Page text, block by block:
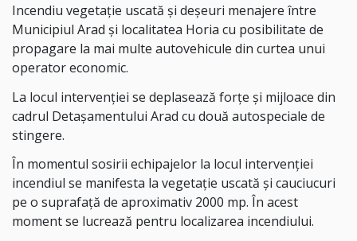
Incendiu vegetație uscată și deșeuri menajere între
Municipiul Arad și localitatea Horia cu posibilitate de
propagare la mai multe autovehicule din curtea unui
operator economic.
La locul intervenției se deplasează forțe și mijloace din
cadrul Detașamentului Arad cu două autospeciale de
stingere.
În momentul sosirii echipajelor la locul intervenției
incendiul se manifesta la vegetație uscată și cauciucuri
pe o suprafață de aproximativ 2000 mp. În acest
moment se lucrează pentru localizarea incendiului.